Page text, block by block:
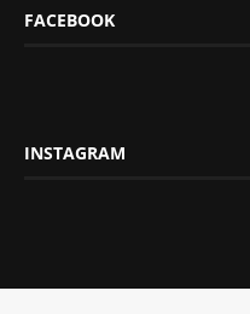
FACEBOOK
INSTAGRAM